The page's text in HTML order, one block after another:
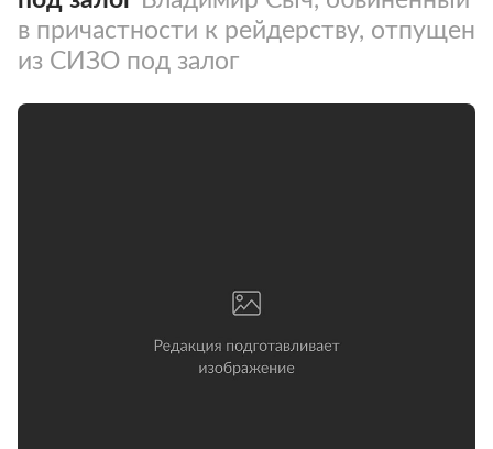
в причастности к рейдерству, отпущен
из СИЗО под залог